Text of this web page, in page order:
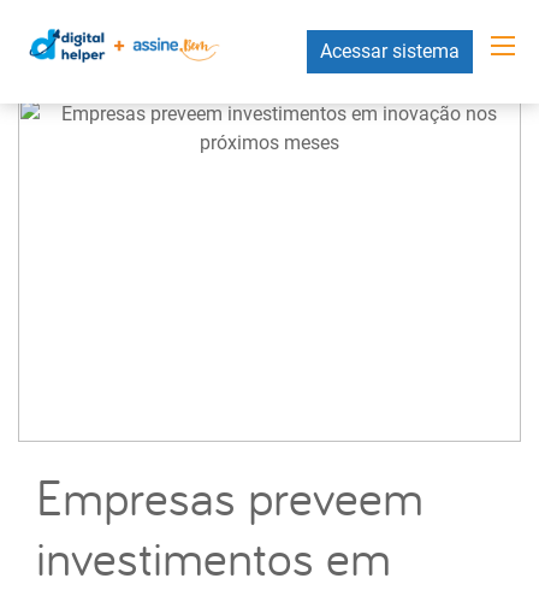
Acessar sistema
Empresas preveem
investimentos em